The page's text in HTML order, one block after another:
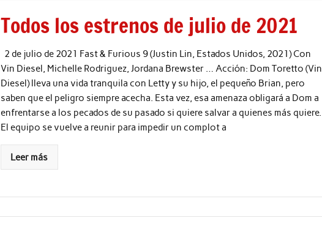
Todos los estrenos de julio de 2021
2 de julio de 2021 Fast & Furious 9 (Justin Lin, Estados Unidos, 2021) Con
Vin Diesel, Michelle Rodriguez, Jordana Brewster … Acción: Dom Toretto (Vin
Diesel) lleva una vida tranquila con Letty y su hijo, el pequeño Brian, pero
saben que el peligro siempre acecha. Esta vez, esa amenaza obligará a Dom a
enfrentarse a los pecados de su pasado si quiere salvar a quienes más quiere.
El equipo se vuelve a reunir para impedir un complot a
Leer más